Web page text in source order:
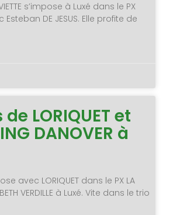
s’impose à Luxé dans le PX
Esteban DE JESUS. Elle profite de
LORIQUET et
DANOVER à
avec LORIQUET dans le PX LA
VERDILLE à Luxé. Vite dans le trio